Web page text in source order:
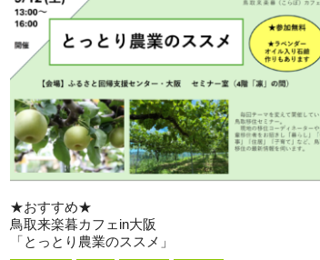
★おすすめ★
鳥取来楽暮カフェin大阪
「とっとり農業のススメ」